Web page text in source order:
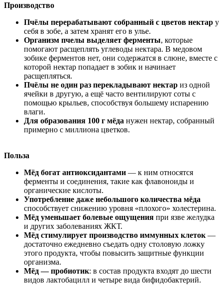
Производство
Пчёлы перерабатывают собранный с цветов нектар у
себя в зобе, а затем хранят его в улье.
Организм пчелы выделяет ферменты, которые
помогают расщеплять углеводы нектара. В медовом
зобике ферментов нет, они содержатся в слюне, вместе с
которой нектар попадает в зобик и начинает
расщепляться.
Пчёлы не один раз перекладывают нектар из одной
ячейки в другую, а ещё часто вентилируют соты с
помощью крыльев, способствуя большему испарению
влаги.
Для образования 100 г мёда нужен нектар, собранный
примерно с миллиона цветков.
Польза
Мёд богат антиоксидантами — к ним относятся
ферменты и соединения, такие как флавоноиды и
органические кислоты.
Употребление даже небольшого количества мёда
способствует снижению уровня «плохого» холестерина.
Мёд уменьшает болевые ощущения при язве желудка
и других заболеваниях ЖКТ.
Мёд стимулирует производство иммунных клеток —
достаточно ежедневно съедать одну столовую ложку
этого продукта, чтобы повысить защитные функции
организма.
Мёд — пробиотик: в состав продукта входят до шести
видов лактобацилл и четыре вида бифидобактерий.